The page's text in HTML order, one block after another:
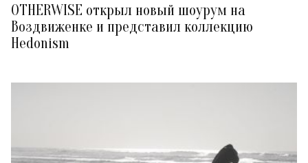
OTHERWISE открыл новый шоурум на
Воздвиженке и представил коллекцию
Hedonism